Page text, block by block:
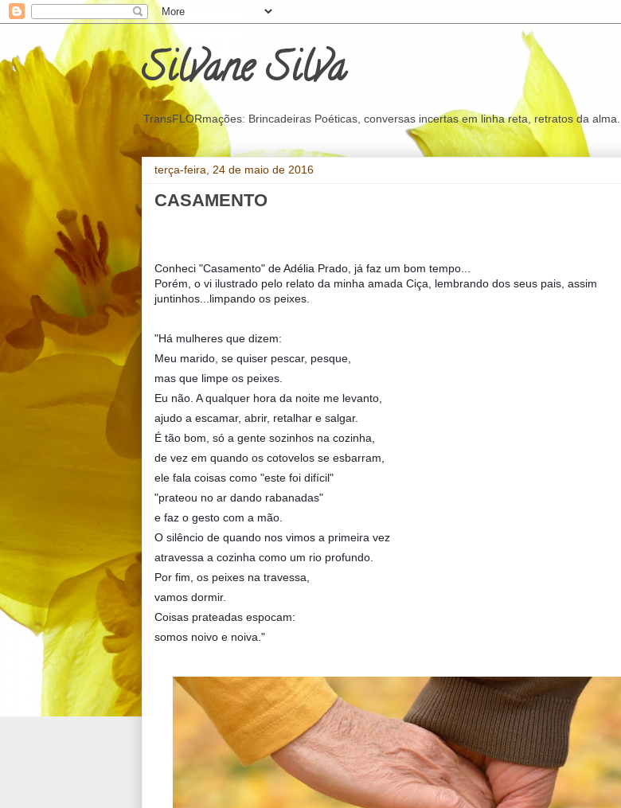
Silvane Silva
TransFLORmações: Brincadeiras Poéticas, conversas incertas em linha reta, retratos da alma...
terça-feira, 24 de maio de 2016
CASAMENTO
Conheci "Casamento" de Adélia Prado, já faz um bom tempo...
Porém, o vi ilustrado pelo relato da minha amada Ciça, lembrando dos seus pais, assim
juntinhos...limpando os peixes.
"Há mulheres que dizem:
Meu marido, se quiser pescar, pesque,
mas que limpe os peixes.
Eu não. A qualquer hora da noite me levanto,
ajudo a escamar, abrir, retalhar e salgar.
É tão bom, só a gente sozinhos na cozinha,
de vez em quando os cotovelos se esbarram,
ele fala coisas como "este foi difícil"
"prateou no ar dando rabanadas"
e faz o gesto com a mão.
O silêncio de quando nos vimos a primeira vez
atravessa a cozinha como um rio profundo.
Por fim, os peixes na travessa,
vamos dormir.
Coisas prateadas espocam:
somos noivo e noiva."